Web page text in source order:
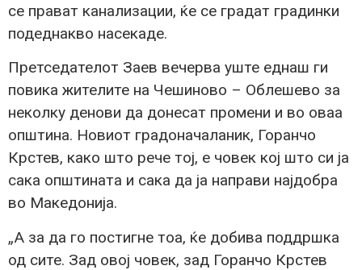
се прават канализации, ќе се градат градинки
подеднакво насекаде.
Претседателот Заев вечерва уште еднаш ги
повика жителите на Чешиново – Облешево за
неколку денови да донесат промени и во оваа
општина. Новиот градоначаланик, Горанчо
Крстев, како што рече тој, е човек кој што си ја
сака општината и сака да ја направи најдобра
во Македонија.
„А за да го постигне тоа, ќе добива поддршка
од сите. Зад овој човек, зад Горанчо Крстев